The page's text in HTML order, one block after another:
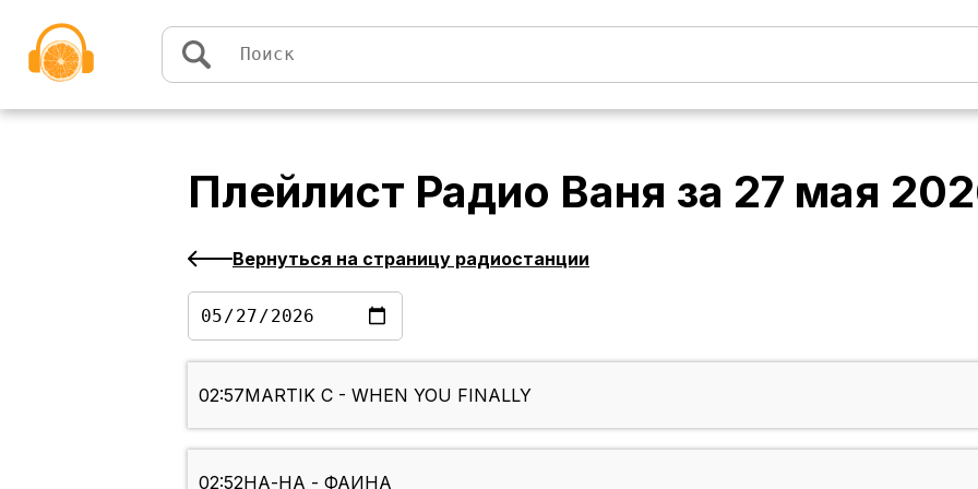
Плейлист Радио Ваня за 27 мая
Вернуться на страницу радиостанции
02:57MARTIK C - WHEN YOU FINALLY
02:52НА-НА - ФАИНА